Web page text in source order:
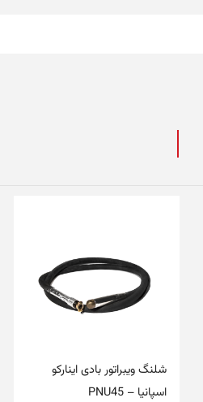
شلنگ ویبراتور بادی اینارکو
اسپانیا – PNU45